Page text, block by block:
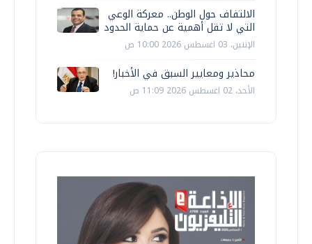
الالتفاف حول الوطن.. معركة الوعي
التي لا تقل أهمية عن حماية الحدود
الإثنين، 03 اغسطس 2026 10:00 ص
محاذير ومعايير السبق في الأخبار!
الأحد، 02 اغسطس 2026 11:09 ص